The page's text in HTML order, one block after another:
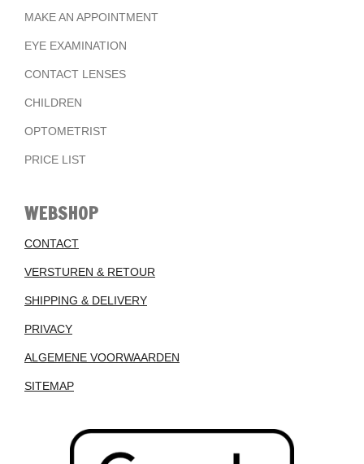
MAKE AN APPOINTMENT
EYE EXAMINATION
CONTACT LENSES
CHILDREN
OPTOMETRIST
PRICE LIST
WEBSHOP
CONTACT
VERSTUREN & RETOUR
SHIPPING & DELIVERY
PRIVACY
ALGEMENE VOORWAARDEN
SITEMAP